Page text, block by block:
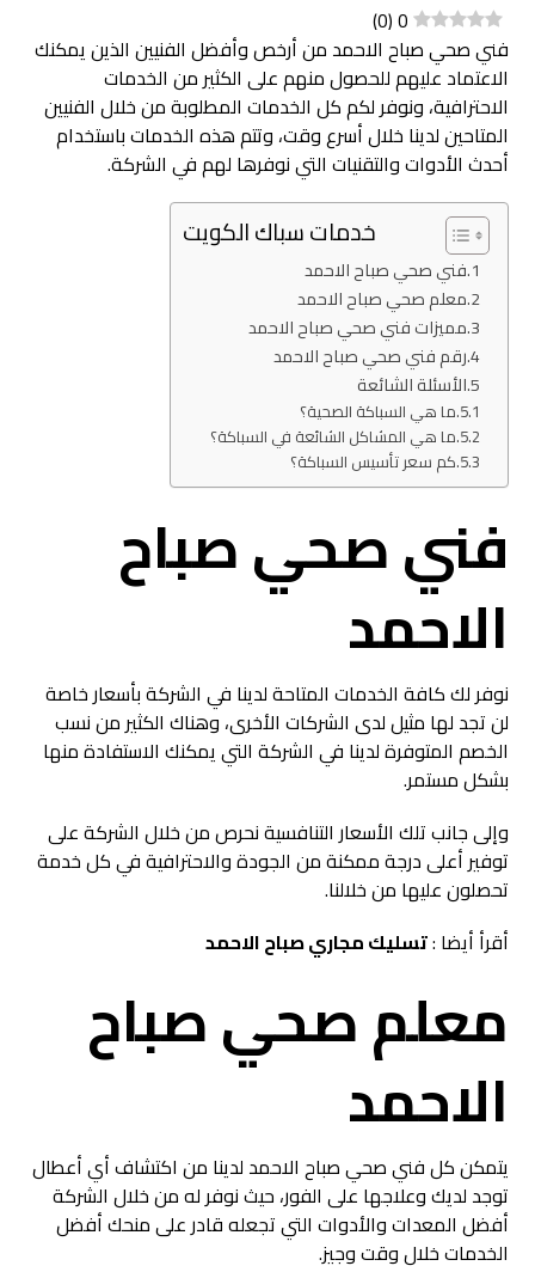
0
(
0
)
فني صحي صباح الاحمد من أرخص وأفضل الفنيين الذين يمكنك
الاعتماد عليهم للحصول منهم على الكثير من الخدمات
الاحترافية، ونوفر لكم كل الخدمات المطلوبة من خلال الفنيين
المتاحين لدينا خلال أسرع وقت، وتتم هذه الخدمات باستخدام
أحدث الأدوات والتقنيات التي نوفرها لهم في الشركة.
خدمات سباك الكويت
فني صحي صباح الاحمد
معلم صحي صباح الاحمد
مميزات فني صحي صباح الاحمد
رقم فني صحي صباح الاحمد
الأسئلة الشائعة
ما هي السباكة الصحية؟
ما هي المشاكل الشائعة في السباكة؟
كم سعر تأسيس السباكة؟
فني صحي صباح
الاحمد
نوفر لك كافة الخدمات المتاحة لدينا في الشركة بأسعار خاصة
لن تجد لها مثيل لدى الشركات الأخرى، وهناك الكثير من نسب
الخصم المتوفرة لدينا في الشركة التي يمكنك الاستفادة منها
بشكل مستمر.
وإلى جانب تلك الأسعار التنافسية نحرص من خلال الشركة على
توفير أعلى درجة ممكنة من الجودة والاحترافية في كل خدمة
تحصلون عليها من خلالنا.
أقرأ أيضا :تسليك مجاري صباح الاحمد
معلم صحي صباح
الاحمد
يتمكن كل فني صحي صباح الاحمد لدينا من اكتشاف أي أعطال
توجد لديك وعلاجها على الفور، حيث نوفر له من خلال الشركة
أفضل المعدات والأدوات التي تجعله قادر على منحك أفضل
الخدمات خلال وقت وجيز.